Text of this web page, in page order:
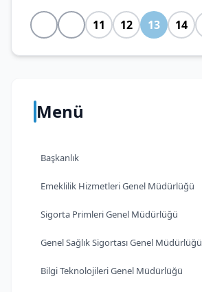
Menü
Başkanlık
Emeklilik Hizmetleri Genel Müdürlüğü
Sigorta Primleri Genel Müdürlüğü
Genel Sağlık Sigortası Genel Müdürlüğü
Bilgi Teknolojileri Genel Müdürlüğü
11 12 13 14